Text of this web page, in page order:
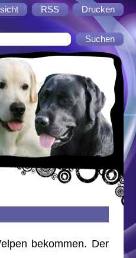
RSS Drucken
bekommen. Der